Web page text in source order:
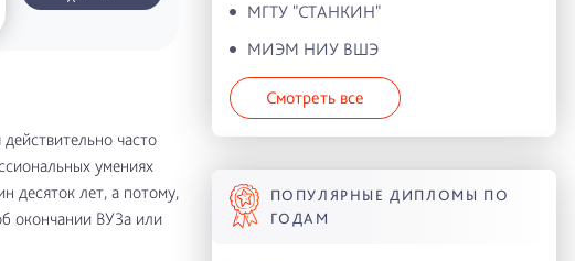
часто
умениях
десяток лет, а потому,
окончании ВУЗа или
МГТУ "СТАНКИН"
МИЭМ НИУ ВШЭ
Смотреть все
ПОПУЛЯРНЫЕ ДИПЛОМЫ ПО
ГОДАМ